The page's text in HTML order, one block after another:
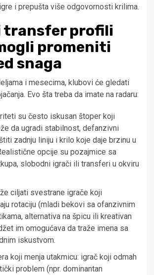
i prepušta više odgovornosti krilima.
transfer profili
promeniti
snaga
i mesecima, klubovi će gledati
Evo šta treba da imate na radaru:
su često iskusan štoper koji
da ugradi stabilnost, defanzivni
zadnju liniju i krilo koje daje brzinu u
opcije su pozajmice sa
slobodni igrači ili transferi u okviru
ciljati svestrane igrače koji
rotaciju (mladi bekovi sa ofanzivnim
alternativa na špicu ili kreativan
im omogućava da traže imena sa
iskustvom.
koji menja utakmicu: igrač koji odmah
problem (npr. dominantan